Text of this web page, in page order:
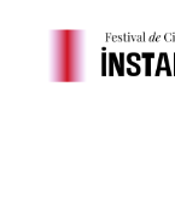
contenido